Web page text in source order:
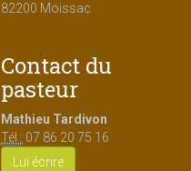
82200 Moissac
Contact du
pasteur
Mathieu Tardivon
Tél : 07 86 20 75 16
Lui écrire